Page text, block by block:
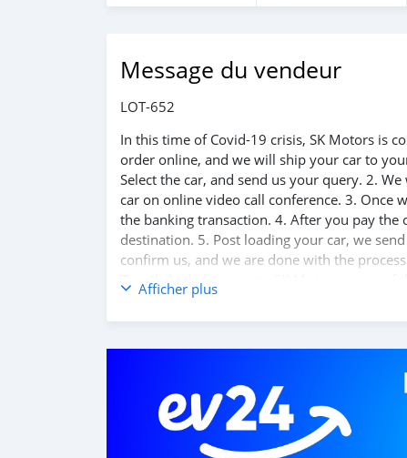
Message du vendeur
LOT-652
In this time of Covid-19 crisis, SK Motors is
order online, and we will ship your car to
Select the car, and send us your query. 2.
car on online video call conference. 3. Once
the banking transaction. 4. After you pay
destination. 5. Post loading your car, we
confirm us, and we are done with the
Travel. And please note, SK Motors is one
customer satisfaction. We are always here,
Afficher plus